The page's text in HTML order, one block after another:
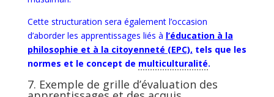
Cette structuration sera également l’occasion
d’aborder les apprentissages liés à l’éducation à la
philosophie et à la citoyenneté (EPC), tels que les
normes et le concept de multiculturalité.
7. Exemple de grille d’évaluation des